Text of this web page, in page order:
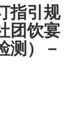
指引规
团饮宴
测）－